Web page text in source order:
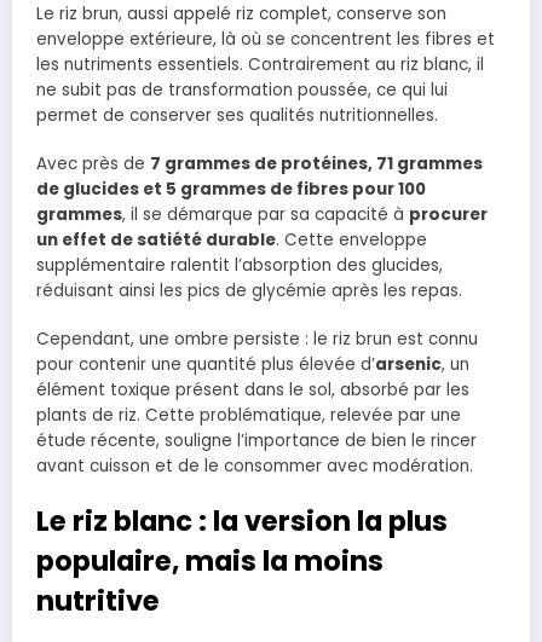
Le riz brun, aussi appelé riz complet, conserve son
enveloppe extérieure, là où se concentrent les fibres et
les nutriments essentiels. Contrairement au riz blanc, il
ne subit pas de transformation poussée, ce qui lui
permet de conserver ses qualités nutritionnelles.
Avec près de 7 grammes de protéines, 71 grammes
de glucides et 5 grammes de fibres pour 100
grammes, il se démarque par sa capacité à procurer
un effet de satiété durable. Cette enveloppe
supplémentaire ralentit l’absorption des glucides,
réduisant ainsi les pics de glycémie après les repas.
Cependant, une ombre persiste : le riz brun est connu
pour contenir une quantité plus élevée d’arsenic, un
élément toxique présent dans le sol, absorbé par les
plants de riz. Cette problématique, relevée par une
étude récente, souligne l’importance de bien le rincer
avant cuisson et de le consommer avec modération.
Le riz blanc : la version la plus
populaire, mais la moins
nutritive